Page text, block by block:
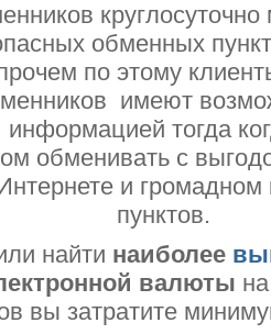
круглосуточно
обменных
по этому
имеют
тогда
обменивать с
и
пунктов.
найти наиболее
валюты
вы затратите